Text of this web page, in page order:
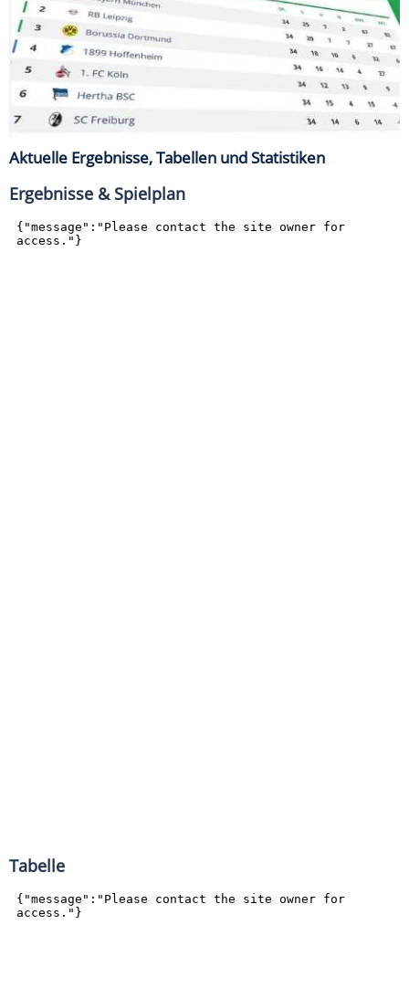
Aktuelle Ergebnisse, Tabellen und Statistiken
Ergebnisse & Spielplan
Tabelle